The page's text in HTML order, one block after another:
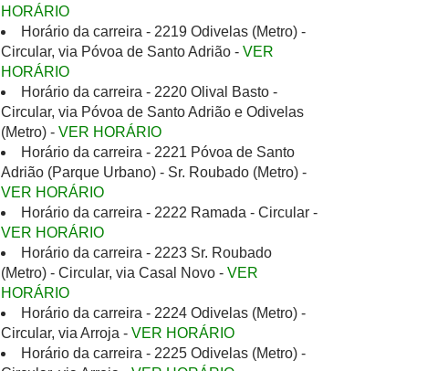
HORÁRIO
Horário da carreira - 2219 Odivelas (Metro) -
Circular, via Póvoa de Santo Adrião - VER
HORÁRIO
Horário da carreira - 2220 Olival Basto -
Circular, via Póvoa de Santo Adrião e Odivelas
(Metro) - VER HORÁRIO
Horário da carreira - 2221 Póvoa de Santo
Adrião (Parque Urbano) - Sr. Roubado (Metro) -
VER HORÁRIO
Horário da carreira - 2222 Ramada - Circular -
VER HORÁRIO
Horário da carreira - 2223 Sr. Roubado
(Metro) - Circular, via Casal Novo - VER
HORÁRIO
Horário da carreira - 2224 Odivelas (Metro) -
Circular, via Arroja - VER HORÁRIO
Horário da carreira - 2225 Odivelas (Metro) -